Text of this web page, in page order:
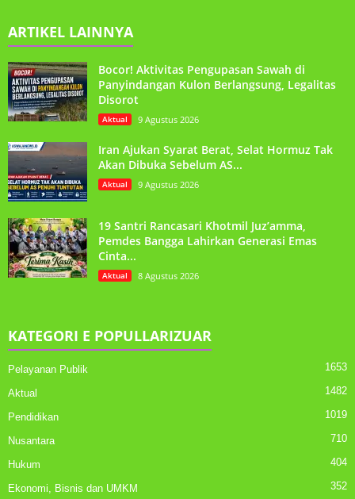
ARTIKEL LAINNYA
Bocor! Aktivitas Pengupasan Sawah di
Panyindangan Kulon Berlangsung, Legalitas
Disorot
Aktual 9 Agustus 2026
Iran Ajukan Syarat Berat, Selat Hormuz Tak
Akan Dibuka Sebelum AS...
Aktual 9 Agustus 2026
19 Santri Rancasari Khotmil Juz’amma,
Pemdes Bangga Lahirkan Generasi Emas
Cinta...
Aktual 8 Agustus 2026
KATEGORI E POPULLARIZUAR
Pelayanan Publik 1653
Aktual 1482
Pendidikan 1019
Nusantara 710
Hukum 404
Ekonomi, Bisnis dan UMKM 352